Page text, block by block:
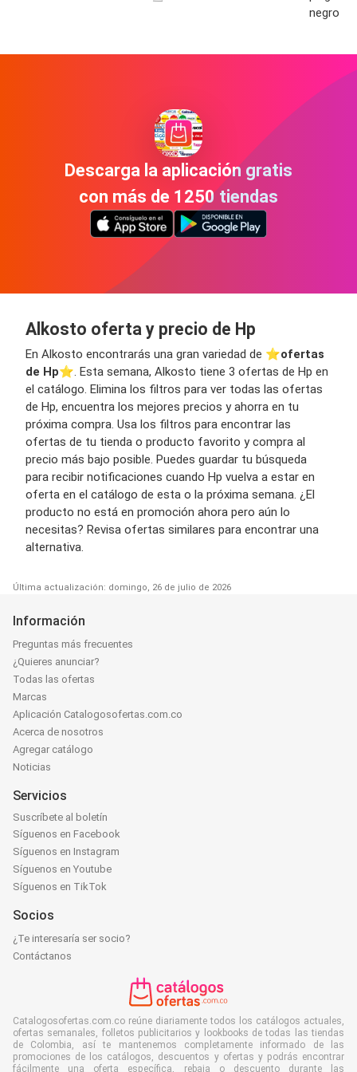
negro
Descarga la aplicación gratis
con más de 1250 tiendas
Alkosto oferta y precio de Hp
En Alkosto encontrarás una gran variedad de ⭐️ofertas
de Hp⭐️. Esta semana, Alkosto tiene 3 ofertas de Hp en
el catálogo. Elimina los filtros para ver todas las ofertas
de Hp, encuentra los mejores precios y ahorra en tu
próxima compra. Usa los filtros para encontrar las
ofertas de tu tienda o producto favorito y compra al
precio más bajo posible. Puedes guardar tu búsqueda
para recibir notificaciones cuando Hp vuelva a estar en
oferta en el catálogo de esta o la próxima semana. ¿El
producto no está en promoción ahora pero aún lo
necesitas? Revisa ofertas similares para encontrar una
alternativa.
Última actualización: domingo, 26 de julio de 2026
Información
Preguntas más frecuentes
¿Quieres anunciar?
Todas las ofertas
Marcas
Aplicación Catalogosofertas.com.co
Acerca de nosotros
Agregar catálogo
Noticias
Servicios
Suscríbete al boletín
Síguenos en Facebook
Síguenos en Instagram
Síguenos en Youtube
Síguenos en TikTok
Socios
¿Te interesaría ser socio?
Contáctanos
Catalogosofertas.com.co reúne diariamente todos los catálogos actuales,
ofertas semanales, folletos publicitarios y lookbooks de todas las tiendas
de Colombia, así te mantenemos completamente informado de las
promociones de los catálogos, descuentos y ofertas y podrás encontrar
fácilmente una oferta específica, rebaja o descuento durante las